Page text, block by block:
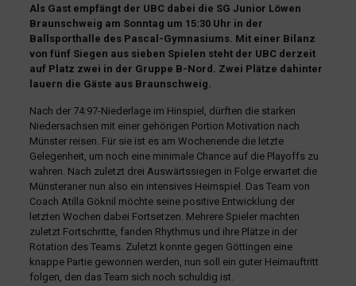
Als Gast empfängt der UBC dabei die SG Junior Löwen
Braunschweig am Sonntag um 15:30 Uhr in der
Ballsporthalle des Pascal-Gymnasiums. Mit einer Bilanz
von fünf Siegen aus sieben Spielen steht der UBC derzeit
auf Platz zwei in der Gruppe B-Nord. Zwei Plätze dahinter
lauern die Gäste aus Braunschweig.
Nach der 74:97-Niederlage im Hinspiel, dürften die starken
Niedersachsen mit einer gehörigen Portion Motivation nach
Münster reisen. Für sie ist es am Wochenende die letzte
Gelegenheit, um noch eine minimale Chance auf die Playoffs zu
wahren. Nach zuletzt drei Auswärtssiegen in Folge erwartet die
Münsteraner nun also ein intensives Heimspiel. Das Team von
Coach Atilla Göknil möchte seine positive Entwicklung der
letzten Wochen dabei Fortsetzen. Mehrere Spieler machten
zuletzt Fortschritte, fanden Rhythmus und ihre Plätze in der
Rotation des Teams. Zuletzt konnte gegen Göttingen eine
knappe Partie gewonnen werden, nun soll ein guter Heimauftritt
folgen, den das Team sich noch schuldig ist.